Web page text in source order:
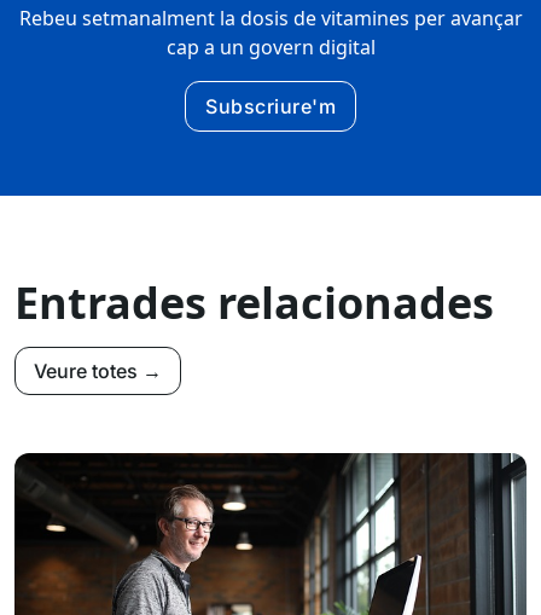
Rebeu setmanalment la dosis de vitamines per avançar
cap a un govern digital
Subscriure'm
Entrades relacionades
Veure totes →